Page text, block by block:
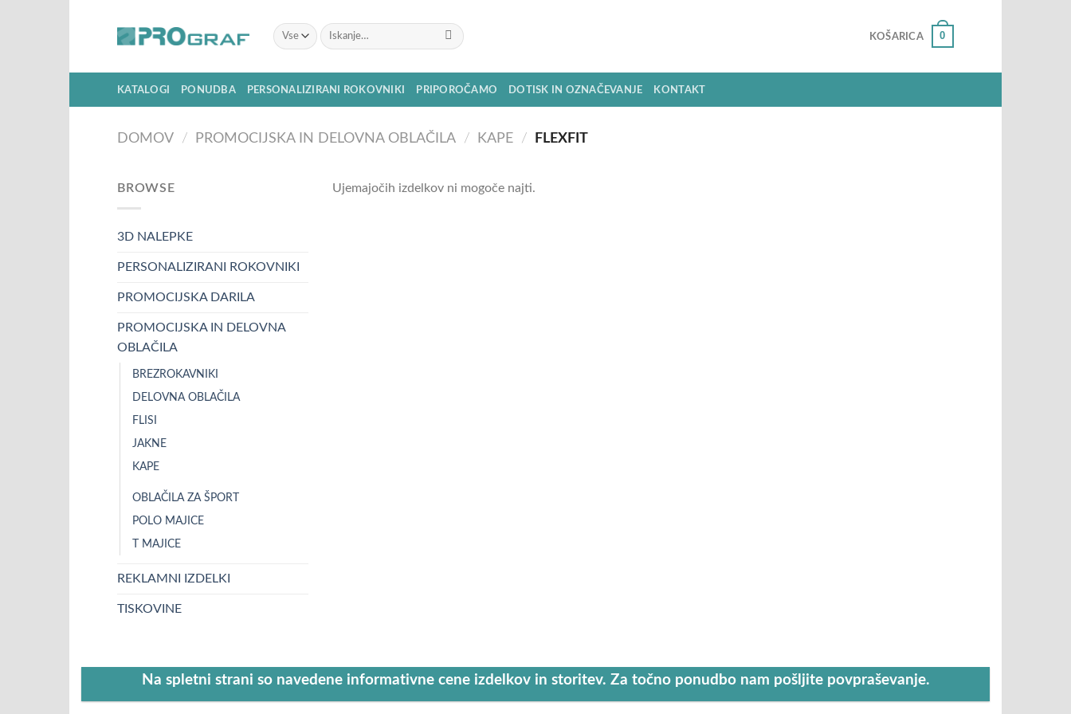
Išči:
KOŠARICA 0
KATALOGI PONUDBA PERSONALIZIRANI ROKOVNIKI PRIPOROČAMO DOTISK IN OZNAČEVANJE KONTAKT
DOMOV / PROMOCIJSKA IN DELOVNA OBLAČILA / KAPE / FLEXFIT
BROWSE
3D NALEPKE
PERSONALIZIRANI ROKOVNIKI
PROMOCIJSKA DARILA
PROMOCIJSKA IN DELOVNA
OBLAČILA
BREZROKAVNIKI
DELOVNA OBLAČILA
FLISI
JAKNE
KAPE
OBLAČILA ZA ŠPORT
POLO MAJICE
T MAJICE
REKLAMNI IZDELKI
TISKOVINE
Ujemajočih izdelkov ni mogoče najti.
Na spletni strani so navedene informativne cene izdelkov in storitev. Za točno ponudbo nam pošljite povpraševanje.